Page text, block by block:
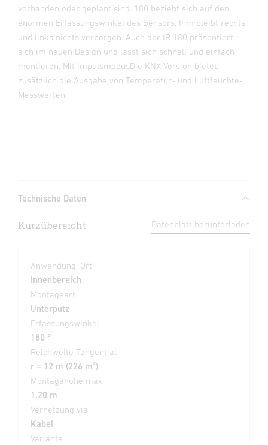
vorhanden oder geplant sind. 180 bezieht sich auf den
enormen Erfassungswinkel des Sensors. Ihm bleibt rechts
und links nichts verborgen. Auch der IR 180 präsentiert
sich im neuen Design und lässt sich schnell und einfach
montieren. Mit ImpulsmodusDie KNX-Version bietet
zusätzlich die Ausgabe von Temperatur- und Luftfeuchte-
Messwerten.
Technische Daten
Kurzübersicht Datenblatt herunterladen
Anwendung, Ort
Innenbereich
Montageart
Unterputz
Erfassungswinkel
180 °
Reichweite Tangential
r = 12 m (226 m²)
Montagehöhe max
1,20 m
Vernetzung via
Kabel
Variante